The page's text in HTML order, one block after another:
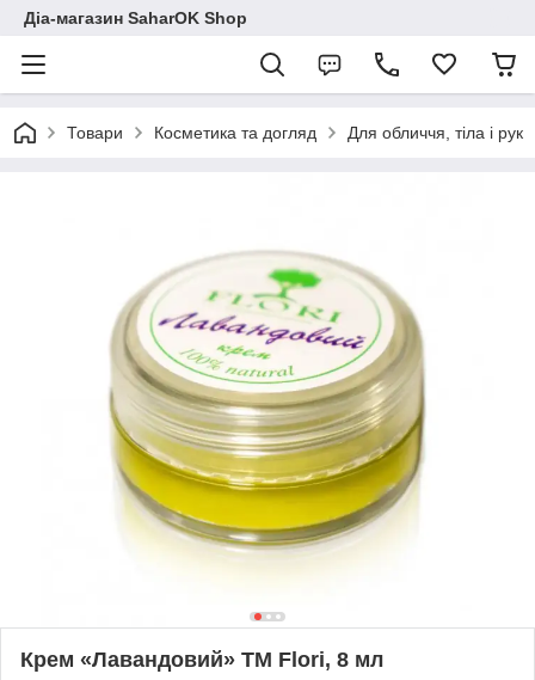
Діа-магазин SaharOK Shop
Товари Косметика та догляд Для обличчя, тіла і рук
Крем «Лавандовий» ТМ Flori, 8 мл